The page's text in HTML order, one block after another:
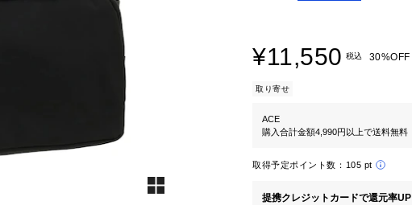
¥11,550 税込 30%OFF
取り寄せ
ACE
購入合計金額4,990円以上で送料無料
取得予定ポイント数： 105 pt
提携クレジットカードで還元率UP